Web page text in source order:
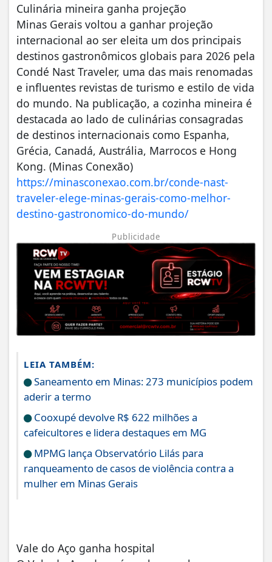
Culinária mineira ganha projeção
Minas Gerais voltou a ganhar projeção
internacional ao ser eleita um dos principais
destinos gastronômicos globais para 2026 pela
Condé Nast Traveler, uma das mais renomadas
e influentes revistas de turismo e estilo de vida
do mundo. Na publicação, a cozinha mineira é
destacada ao lado de culinárias consagradas
de destinos internacionais como Espanha,
Grécia, Canadá, Austrália, Marrocos e Hong
Kong. (Minas Conexão)
https://minasconexao.com.br/conde-nast-
traveler-elege-minas-gerais-como-melhor-
destino-gastronomico-do-mundo/
Publicidade
LEIA TAMBÉM:
Saneamento em Minas: 273 municípios podem
aderir a termo
Cooxupé devolve R$ 622 milhões a
cafeicultores e lidera destaques em MG
MPMG lança Observatório Lilás para
ranqueamento de casos de violência contra a
mulher em Minas Gerais
Vale do Aço ganha hospital